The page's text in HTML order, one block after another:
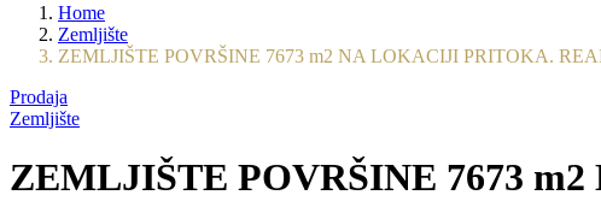
Home
Zemljište
ZEMLJIŠTE POVRŠINE 7673 m2 NA LOKACIJI PRITOKA.
Prodaja
Zemljište
ZEMLJIŠTE POVRŠINE 7673